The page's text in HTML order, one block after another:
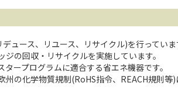
デュース、リユース、リサイクル)を行っていま
ジの回収・リサイクルを実施しています。
タープログラムに適合する省エネ機器です。
州の化学物質規制(RoHS指令、REACH規則